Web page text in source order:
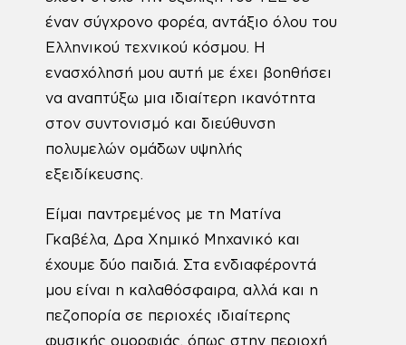
έναν σύγχρονο φορέα, αντάξιο όλου του
Ελληνικού τεχνικού κόσμου. Η
ενασχόλησή μου αυτή με έχει βοηθήσει
να αναπτύξω μια ιδιαίτερη ικανότητα
στον συντονισμό και διεύθυνση
πολυμελών ομάδων υψηλής
εξειδίκευσης.
Είμαι παντρεμένος με τη Ματίνα
Γκαβέλα, Δρα Χημικό Μηχανικό και
έχουμε δύο παιδιά. Στα ενδιαφέροντά
μου είναι η καλαθόσφαιρα, αλλά και η
πεζοπορία σε περιοχές ιδιαίτερης
φυσικής ομορφιάς, όπως στην περιοχή